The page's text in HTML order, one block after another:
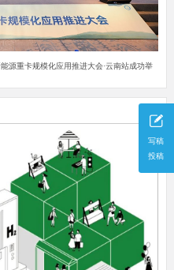
写稿
投稿
源重卡规模化应用推进大会·云南站成功举